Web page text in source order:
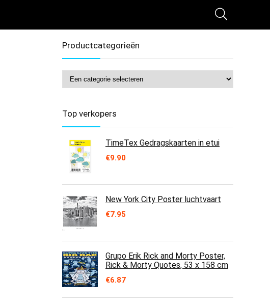
Productcategorieën
Top verkopers
TimeTex Gedragskaarten in etui
€9.90
New York City Poster luchtvaart
€7.95
Grupo Erik Rick and Morty Poster,
Rick & Morty Quotes, 53 x 158 cm
€6.87